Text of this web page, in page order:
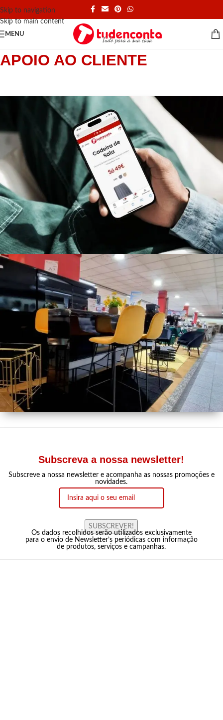
Skip to navigation
Skip to main content
MENU
APOIO AO CLIENTE
Loja Online
Subscreva a nossa newsletter!
Subscreve a nossa newsletter e acompanha as nossas promoções e
novidades.
SUBSCREVER!
Os dados recolhidos serão utilizados exclusivamente
para o envio de Newsletter’s periódicas com informação
de produtos, serviços e campanhas.